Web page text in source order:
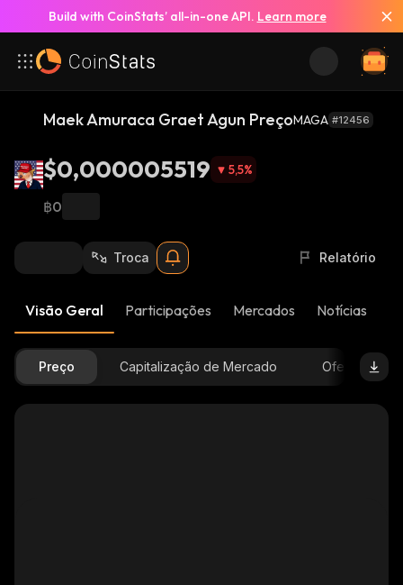
Build with CoinStats’ all-in-one API. Learn more
Maek Amuraca Graet Agun PreçoMAGA #12456
$0,000005519 5,5%
฿0
Troca Relatório
Visão Geral Participações Mercados Notícias
Preço Capitalização de Mercado Oferta